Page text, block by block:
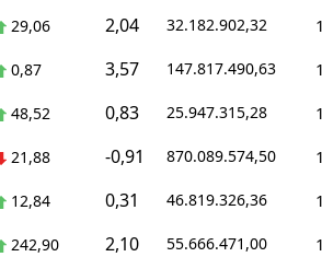
29,06 2,04 32.182.902,32
0,87 3,57 147.817.490,63
48,52 0,83 25.947.315,28
21,88 -0,91 870.089.574,50
12,84 0,31 46.819.326,36
242,90 2,10 55.666.471,00